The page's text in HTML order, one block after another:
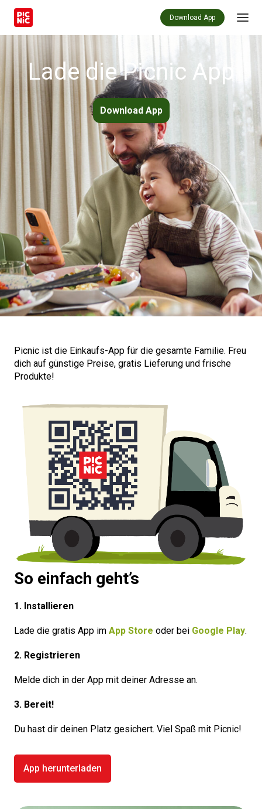
Download App
Lade die Picnic App
Download App
Picnic ist die Einkaufs-App für die gesamte Familie. Freu
dich auf günstige Preise, gratis Lieferung und frische
Produkte!
So einfach geht’s
1. Installieren
Lade die gratis App im App Store oder bei Google Play.
2. Registrieren
Melde dich in der App mit deiner Adresse an.
3. Bereit!
Du hast dir deinen Platz gesichert. Viel Spaß mit Picnic!
App herunterladen